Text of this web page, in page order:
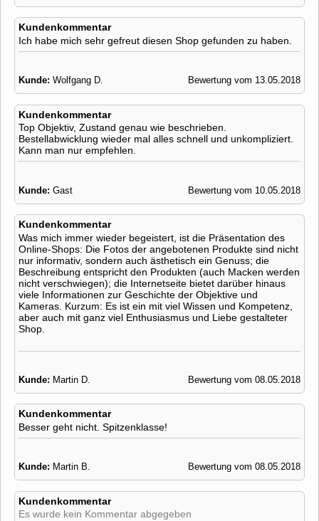
Kundenkommentar
Ich habe mich sehr gefreut diesen Shop gefunden zu haben.
Kunde: Wolfgang D. Bewertung vom 13.05.2018
Kundenkommentar
Top Objektiv, Zustand genau wie beschrieben.
Bestellabwicklung wieder mal alles schnell und unkompliziert.
Kann man nur empfehlen.
Kunde: Gast Bewertung vom 10.05.2018
Kundenkommentar
Was mich immer wieder begeistert, ist die Präsentation des
Online-Shops: Die Fotos der angebotenen Produkte sind nicht
nur informativ, sondern auch ästhetisch ein Genuss; die
Beschreibung entspricht den Produkten (auch Macken werden
nicht verschwiegen); die Internetseite bietet darüber hinaus
viele Informationen zur Geschichte der Objektive und
Kameras. Kurzum: Es ist ein mit viel Wissen und Kompetenz,
aber auch mit ganz viel Enthusiasmus und Liebe gestalteter
Shop.
Kunde: Martin D. Bewertung vom 08.05.2018
Kundenkommentar
Besser geht nicht. Spitzenklasse!
Kunde: Martin B. Bewertung vom 08.05.2018
Kundenkommentar
Es wurde kein Kommentar abgegeben